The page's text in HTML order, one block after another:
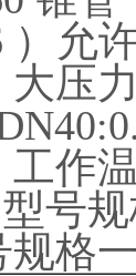
）允
力
温
号
规格